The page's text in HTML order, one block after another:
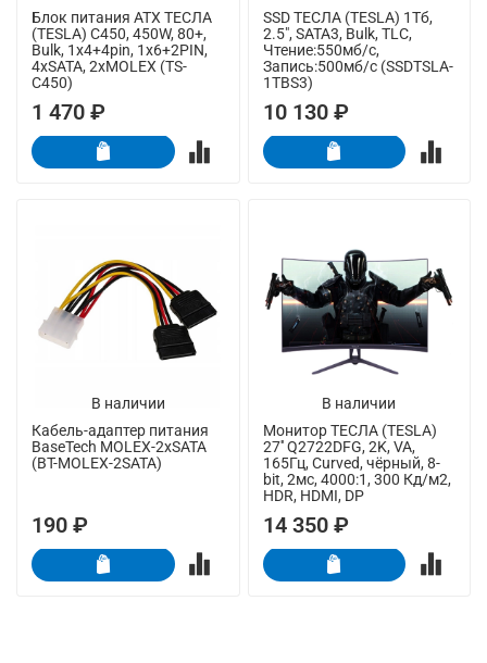
Блок питания ATX ТЕСЛА
(TESLA) C450, 450W, 80+,
Bulk, 1x4+4pin, 1x6+2PIN,
4xSATA, 2xMOLEX (TS-
C450)
1 470 ₽
SSD ТЕСЛА (TESLA) 1Тб,
2.5", SATA3, Bulk, TLC,
Чтение:550мб/с,
Запись:500мб/с (SSDTSLA-
1TBS3)
10 130 ₽
В наличии
Кабель-адаптер питания
BaseTech MOLEX-2xSATA
(BT-MOLEX-2SATA)
190 ₽
В наличии
Монитор ТЕСЛА (TESLA)
27'' Q2722DFG, 2K, VA,
165Гц, Curved, чёрный, 8-
bit, 2мс, 4000:1, 300 Кд/м2,
HDR, HDMI, DP
14 350 ₽